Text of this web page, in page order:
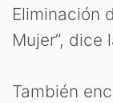
Eliminación
Mujer”, dice
También